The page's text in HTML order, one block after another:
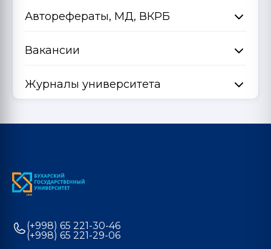
Авторефераты, МД, ВКРБ
Вакансии
Журналы университета
(+998) 65 221-30-46
(+998) 65 221-29-06